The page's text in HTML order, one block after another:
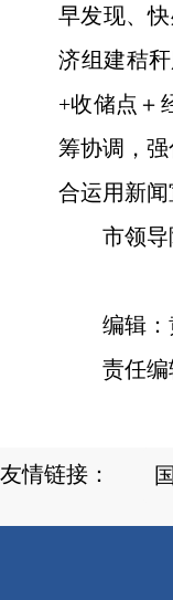
早发现、
济组建秸
+收储点＋
筹协调，
合运用新
市领
编辑
责任
友情链接：